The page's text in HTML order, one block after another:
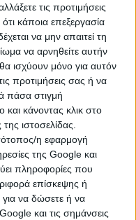
τις προτιμήσεις
κάποια επεξεργασία
να μην απαιτεί τη
να αρνηθείτε αυτήν
ισχύουν μόνο για αυτόν
προτιμήσεις σας ή να
πάσα στιγμή
και κάνοντας κλικ στο
ιστοσελίδας.
η εφαρμογή
της Google και
πληροφορίες που
επίσκεψης ή
να δώσετε ή να
και τις σημάνσεις
λειτουργεί χωρίς
φαίνεται η
ΑΓ411923
Αντίκες από Γυαλί